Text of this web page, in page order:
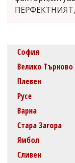
София
Велико Търново
Плевен
Русе
Варна
Стара Загора
Ямбол
Сливен